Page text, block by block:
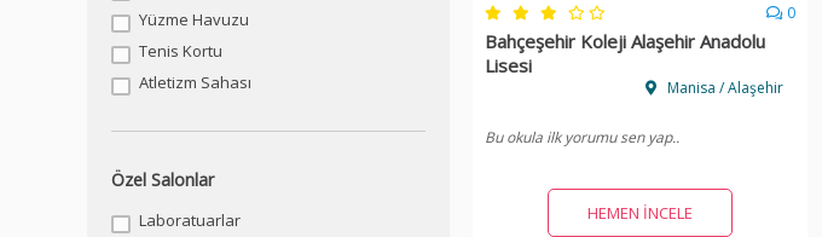
Yüzme Havuzu
Tenis Kortu
Atletizm Sahası
Özel Salonlar
Laboratuarlar
0
Bahçeşehir Koleji Alaşehir Anadolu
Lisesi
Manisa / Alaşehir
Bu okula ilk yorumu sen yap..
HEMEN İNCELE